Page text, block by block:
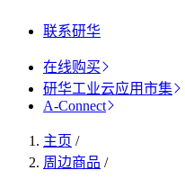
联系研华
在线购买
研华工业云应用市集
A-Connect
主页 /
周边商品 /